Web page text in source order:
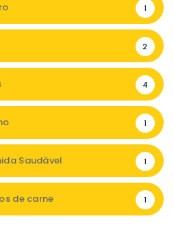
1
2
4
1
Saudável 1
de carne 1